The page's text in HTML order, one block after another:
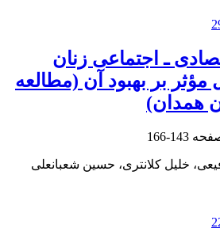
ـ اجتماعی زنان
بر بهبود آن (مطالعه
همدان)
143-166
خلیل کلانتری، حسین شعبانعلی